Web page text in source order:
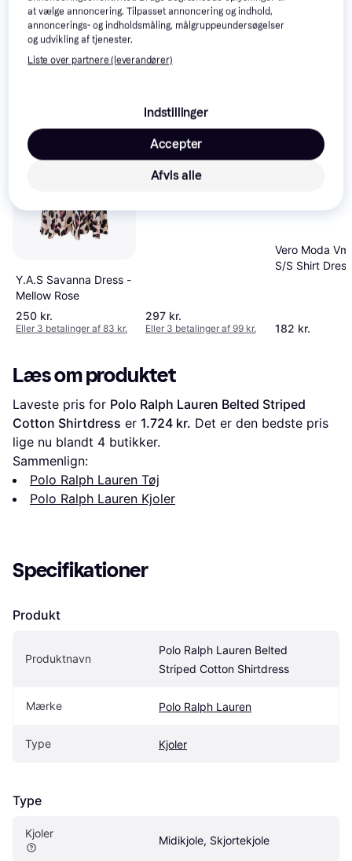
Y.A.S Savanna Dress -
Mellow Rose
250 kr.
Eller 3 betalinger af 83 kr.
Yas Blusekjole
'YASSAVANNA' dueblå
297 kr.
Eller 3 betalinger af 99 kr.
Vero Moda
S/S Shirt
182 kr.
Læs om produktet
Laveste pris for Polo Ralph Lauren Belted Striped
Cotton Shirtdress er 1.724 kr. Det er den bedste pris
lige nu blandt 4 butikker.
Sammenlign:
Polo Ralph Lauren Tøj
Polo Ralph Lauren Kjoler
Specifikationer
Produkt
Produktnavn
Polo Ralph Lauren Belted
Striped Cotton Shirtdress
Mærke Polo Ralph Lauren
Type Kjoler
Type
Kjoler
Midikjole, Skjortekjole
at vælge annoncering. Tilpasset annoncering og indhold,
annoncerings- og indholdsmåling, målgruppeundersøgelser
og udvikling af tjenester.
Liste over partnere (leverandører)
Indstillinger
Afvis alle
Accepter